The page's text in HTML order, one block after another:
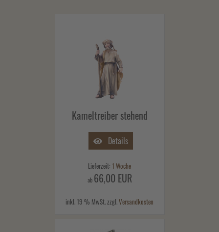
Kameltreiber stehend
Details
Lieferzeit: 1 Woche
ab 66,00 EUR
inkl. 19 % MwSt. zzgl.Versandkosten